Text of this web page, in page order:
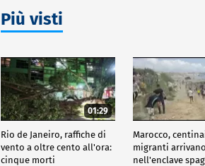
Più visti
01:29
Rio de Janeiro, raffiche di
vento a oltre cento all'ora:
cinque morti
Marocco,
migranti arrivano
nell'enclave